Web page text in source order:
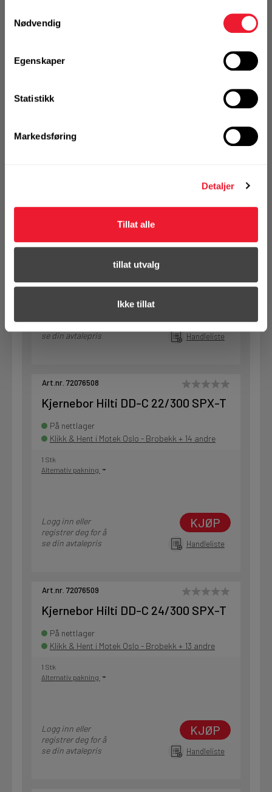
Nødvendig
Egenskaper
Statistikk
Markedsføring
Detaljer
Tillat alle
tillat utvalg
Ikke tillat
Klikk & Hent i Motek Oslo - Brobekk + 15 andre
Kjernebor Hilti DD-C 20/300 SPX-T
Klikk & Hent i Motek Oslo - Brobekk + 12 andre
registrer deg for å
se din avtalepris
Handleliste
Art.nr. 72076508
Kjernebor Hilti DD-C 22/300 SPX-T
På nettlager
Klikk & Hent i Motek Oslo - Brobekk + 14 andre
1 Stk
Alternativ pakning
Logg inn eller
registrer deg for å
se din avtalepris
KJØP
Handleliste
Art.nr. 72076509
Kjernebor Hilti DD-C 24/300 SPX-T
På nettlager
Klikk & Hent i Motek Oslo - Brobekk + 13 andre
1 Stk
Alternativ pakning
Logg inn eller
registrer deg for å
se din avtalepris
KJØP
Handleliste